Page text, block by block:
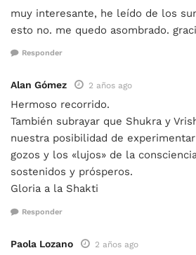
muy interesante, he leído de los
esto no. me quedo asombrado.
Responder
Alan Gómez 2 años ago
Hermoso recorrido.
También subrayar que Shukra y
nuestra posibilidad de
gozos y los «lujos» de la
sostenidos y prósperos.
Gloria a la Shakti
Responder
Paola Lozano 2 años ago